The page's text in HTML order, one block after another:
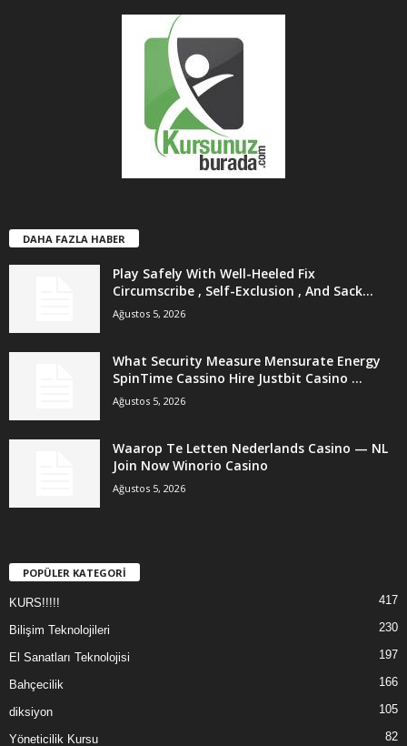
DAHA FAZLA HABER
Play Safely With Well-Heeled Fix
Circumscribe , Self-Exclusion , And Sack...
Ağustos 5, 2026
What Security Measure Mensurate Energy
SpinTime Cassino Hire Justbit Casino ...
Ağustos 5, 2026
Waarop Te Letten Nederlands Casino — NL
Join Now Winorio Casino
Ağustos 5, 2026
POPÜLER KATEGORİ
KURS!!!!! 417
Bilişim Teknolojileri 230
El Sanatları Teknolojisi 197
Bahçecilik 166
diksiyon 105
Yöneticilik Kursu 82